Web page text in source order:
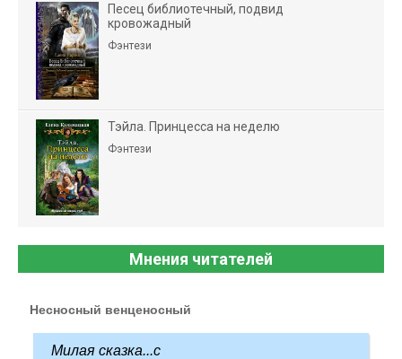
Песец библиотечный, подвид
кровожадный
Фэнтези
Тэйла. Принцесса на неделю
Фэнтези
Мнения читателей
Несносный венценосный
Милая сказка...с